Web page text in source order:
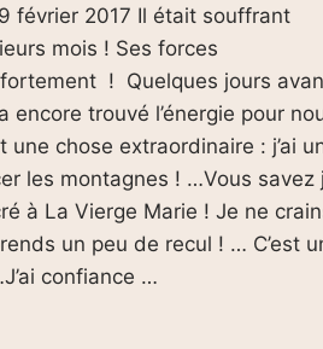
février 2017 Il était souffrant
mois ! Ses forces
! Quelques jours
encore trouvé l’énergie pour
une chose extraordinaire : j’ai
les montagnes ! …Vous savez
à La Vierge Marie ! Je ne
un peu de recul ! … C’est
confiance …